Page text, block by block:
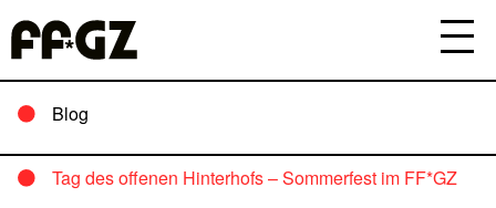
Blog
Tag des offenen Hinterhofs – Sommerfest im FF*GZ